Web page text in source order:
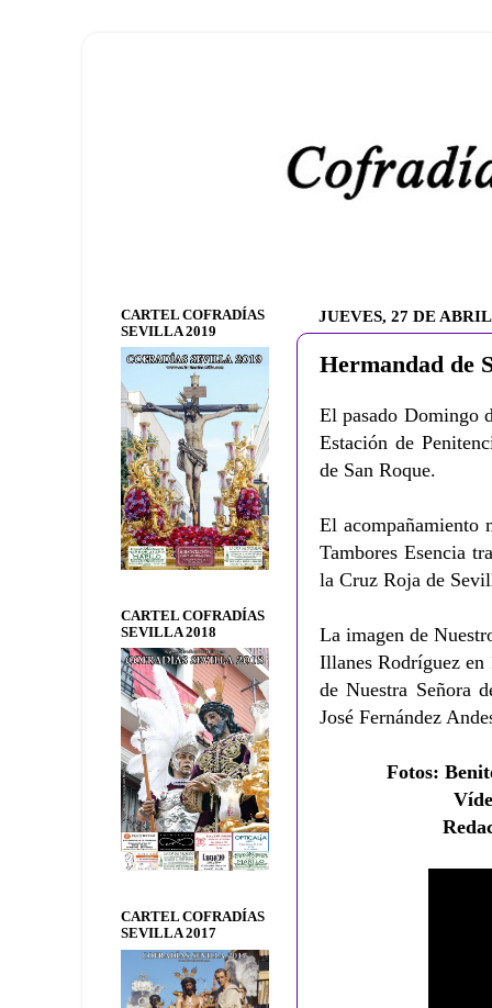
JUEVES, 27 DE
Hermandad de
El pasado Domingo
Estación de
de San Roque.
El acompañamiento
Tambores Esencia
la Cruz Roja de
La imagen de
Illanes Rodríguez
de Nuestra Señora
José Fernández
Fotos:
CARTEL COFRADÍAS
SEVILLA 2019
CARTEL COFRADÍAS
SEVILLA 2018
CARTEL COFRADÍAS
SEVILLA 2017